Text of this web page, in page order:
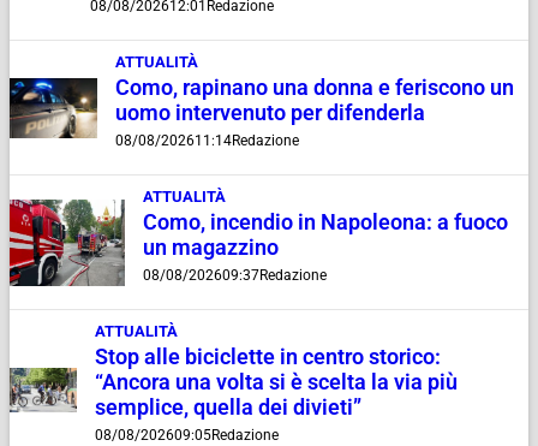
08/08/202612:01 Redazione
ATTUALITÀ
Como, rapinano una donna e feriscono un
uomo intervenuto per difenderla
08/08/202611:14Redazione
ATTUALITÀ
Como, incendio in Napoleona: a fuoco
un magazzino
08/08/202609:37Redazione
ATTUALITÀ
Stop alle biciclette in centro storico:
“Ancora una volta si è scelta la via più
semplice, quella dei divieti”
08/08/202609:05Redazione